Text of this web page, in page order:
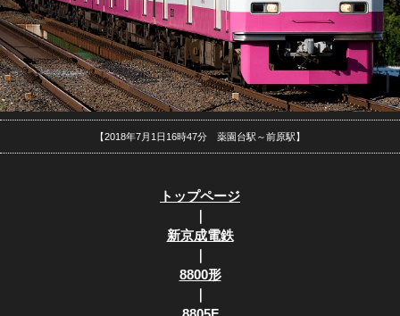
【2018年7月1日16時47分 薬園台駅～前原駅】
トップページ
｜
新京成電鉄
｜
8800形
｜